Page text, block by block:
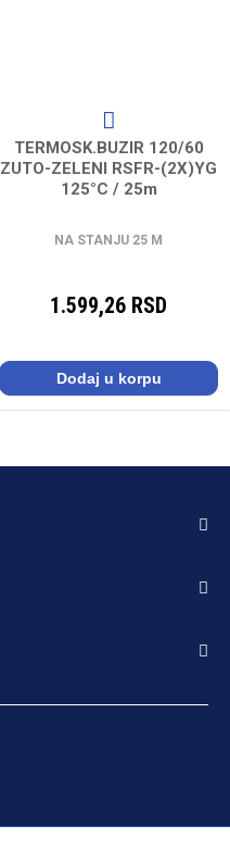
TERMOSK.BUZIR 120/60
ZUTO-ZELENI RSFR-(2X)YG
125°C / 25m
NA STANJU 25 M
1.599,26 RSD
Dodaj u korpu